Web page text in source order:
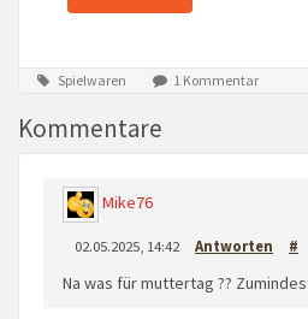
Spielwaren 1 Kommentar
Kommentare
Mike76
02.05.2025, 14:42 Antworten #
Na was für muttertag ??